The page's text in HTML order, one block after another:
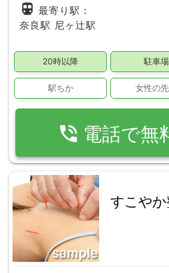
directions_subway 最寄り駅：
奈良駅 尼ヶ辻駅
20時以降 駐車場
駅ちか 女性の
phone_in_talk 電話で無
すこや